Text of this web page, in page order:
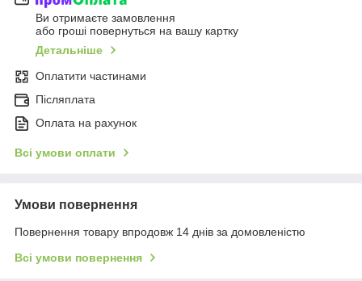
Ви отримаєте замовлення
або гроші повернуться на вашу картку
Детальніше
Оплатити частинами
Післяплата
Оплата на рахунок
Всі умови оплати
Умови повернення
Повернення товару впродовж 14 днів за домовленістю
Всі умови повернення